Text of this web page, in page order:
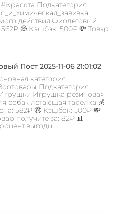
Подкатегория:
действия Фиолетовый
🤑 Кэшбэк: 500₽ 💸 Товар
Пост 2025-11-06 21:01:02
категория:
Подкатегория:
Игрушка резиновая
собак летающая тарелка 💰
582₽ 🤑 Кэшбэк: 500₽ 💸
получите за: 82₽ 📊
выгоды: